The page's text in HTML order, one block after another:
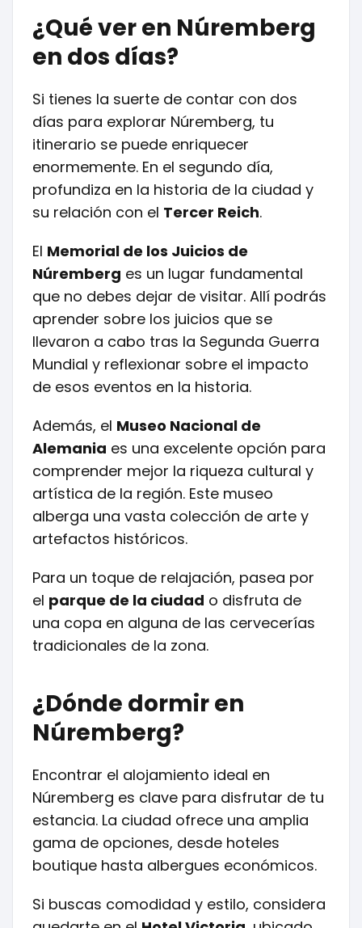
¿Qué ver en Núremberg
en dos días?
Si tienes la suerte de contar con dos
días para explorar Núremberg, tu
itinerario se puede enriquecer
enormemente. En el segundo día,
profundiza en la historia de la ciudad y
su relación con el Tercer Reich.
El Memorial de los Juicios de
Núremberg es un lugar fundamental
que no debes dejar de visitar. Allí podrás
aprender sobre los juicios que se
llevaron a cabo tras la Segunda Guerra
Mundial y reflexionar sobre el impacto
de esos eventos en la historia.
Además, el Museo Nacional de
Alemania es una excelente opción para
comprender mejor la riqueza cultural y
artística de la región. Este museo
alberga una vasta colección de arte y
artefactos históricos.
Para un toque de relajación, pasea por
el parque de la ciudad o disfruta de
una copa en alguna de las cervecerías
tradicionales de la zona.
¿Dónde dormir en
Núremberg?
Encontrar el alojamiento ideal en
Núremberg es clave para disfrutar de tu
estancia. La ciudad ofrece una amplia
gama de opciones, desde hoteles
boutique hasta albergues económicos.
Si buscas comodidad y estilo, considera